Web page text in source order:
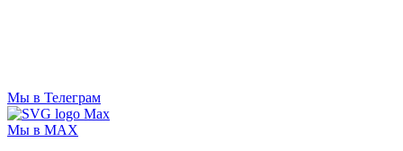
Мы в Телеграм
Мы в MAX